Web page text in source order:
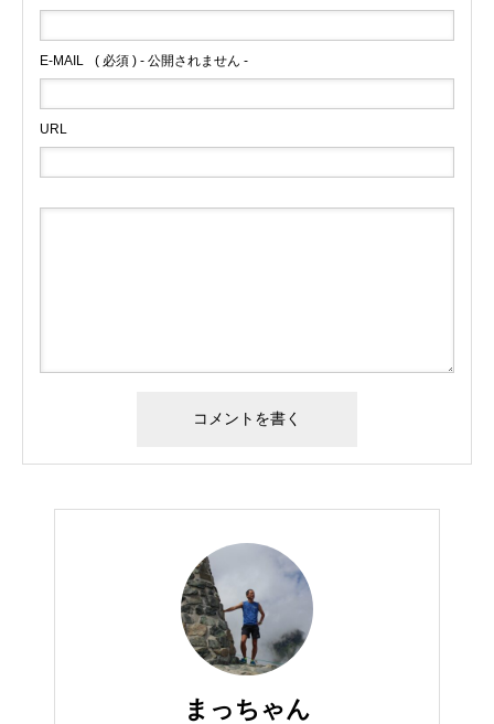
E-MAIL ( 必須 ) - 公開されません -
URL
まっちゃん